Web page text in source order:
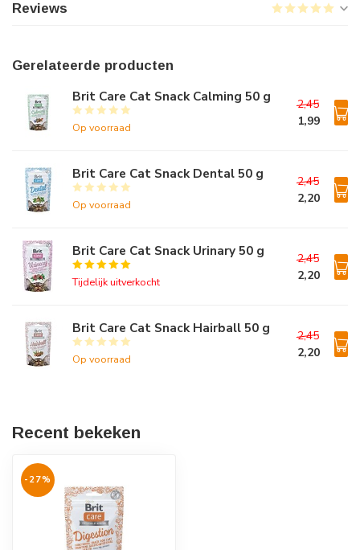
Reviews
Gerelateerde producten
Brit Care Cat Snack Calming 50 g
Op voorraad
2,45
1,99
Brit Care Cat Snack Dental 50 g
Op voorraad
2,45
2,20
Brit Care Cat Snack Urinary 50 g
Tijdelijk uitverkocht
2,45
2,20
Brit Care Cat Snack Hairball 50 g
Op voorraad
2,45
2,20
Recent bekeken
-27%